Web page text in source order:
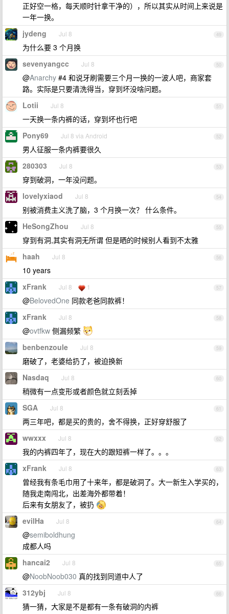
正好空一格，每天顺时针拿干净的），所以其实从时间上来说是
一年一换。
49
jydeng Jul 8
为什么要 3 个月换
50
sevenyangcc Jul 8
@Anarchy #4 和说牙刷需要三个月一换的一波人吧，商家套
路。实际是只要清洗得当，穿到坏没啥问题。
51
Lotii Jul 8
一天换一条内裤的话，穿到坏也行吧
52
Pony69 Jul 8 via Android
男人征服一条内裤要很久
53
280303 Jul 8
穿到破洞，一年没问题。
54
lovelyxiaod Jul 8
别被消费主义洗了脑，3 个月换一次？ 什么条件。
55
HeSongZhou Jul 8
穿到有洞,其实有洞无所谓 但是晒的时候别人看到不太雅
56
haah Jul 8
10 years
57
xFrank Jul 8 1
@BelovedOne 同款老爸同款裤！
58
xFrank Jul 8
@ovtfkw 侧漏频繁
59
benbenzoule Jul 8
磨破了，老婆给扔了，被迫换新
60
Nasdaq Jul 8
稍微有一点变形或者颜色就立刻丢掉
61
SGA Jul 8
两三年吧，都是买的贵的，舍不得换，正好穿舒服了
62
wwxxx Jul 8
我的内裤四年了，现在大的跟短裤一样了。。。
63
xFrank Jul 8
曾经我有条毛巾用了十来年，都是破洞了。大一新生入学买的，
随我走南闯北，出差海外都带着！
后来有女朋友了，被扔
64
evilHa Jul 8
@semiboldhung
成都人吗
65
hancai2 Jul 8
@NoobNoob030 真的找到同道中人了
66
312ybj Jul 8
猜一猜，大家是不是都有一条有破洞的内裤